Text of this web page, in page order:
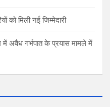
को मिली नई जिम्मेदारी
में अवैध गर्भपात के प्रयास मामले में